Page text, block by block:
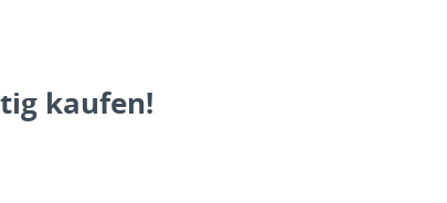
kaufen!